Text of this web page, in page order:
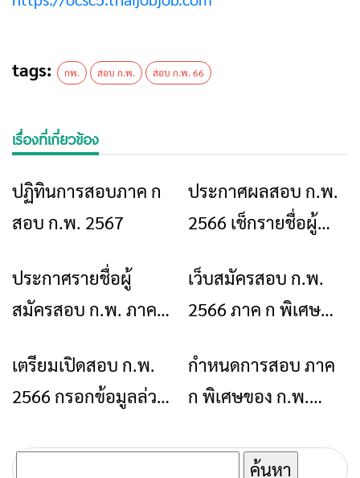
tags: กพ. สอบ ก.พ. สอบ ก.พ. 66
เรื่องที่เกี่ยวข้อง
ข่าวเชียงราย
ปฏิทินการสอบภาค ก
สอบ ก.พ. 2567
ข่าวเชียงราย
ประกาศผลสอบ ก.พ.
2566 เช็กรายชื่อผู้
ข่าวเชียงราย
ประกาศรายชื่อผู้
สมัครสอบ ก.พ. ภาค ก
ข่าวเชียงราย
เว็บสมัครสอบ ก.พ.
2566 ภาค ก พิเศษ
ความสามารถทั่วไป
ข่าวเชียงราย
เตรียมเปิดสอบ ก.พ.
2566 กรอกข้อมูลล่วง
ข่าวเชียงราย
กำหนดการสอบ ภาค
ก พิเศษของ ก.พ.
ค้นหา